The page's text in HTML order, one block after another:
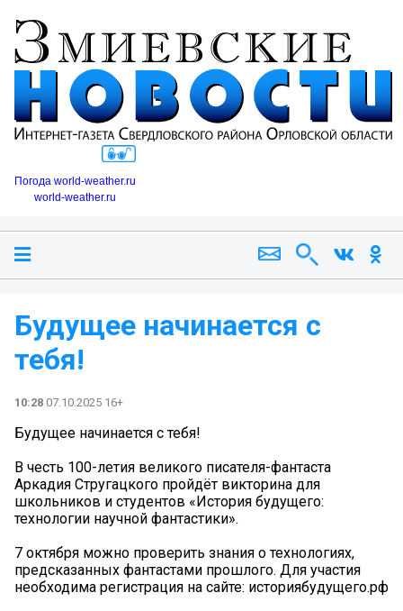
Погода world-weather.ru
world-weather.ru
Будущее начинается с
тебя!
10:28 07.10.2025 16+
Будущее начинается с тебя!
В честь 100-летия великого писателя-фантаста
Аркадия Стругацкого пройдёт викторина для
школьников и студентов «История будущего:
технологии научной фантастики».
7 октября можно проверить знания о технологиях,
предсказанных фантастами прошлого. Для участия
необходима регистрация на сайте: историябудущего.рф️